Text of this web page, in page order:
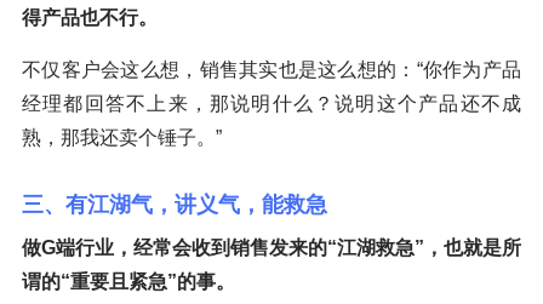
得产品也不行。
不仅客户会这么想，销售其实也是这么想的：“你作为产品
经理都回答不上来，那说明什么？说明这个产品还不成
熟，那我还卖个锤子。”
三、有江湖气，讲义气，能救急
做G端行业，经常会收到销售发来的“江湖救急”，也就是所
谓的“重要且紧急”的事。